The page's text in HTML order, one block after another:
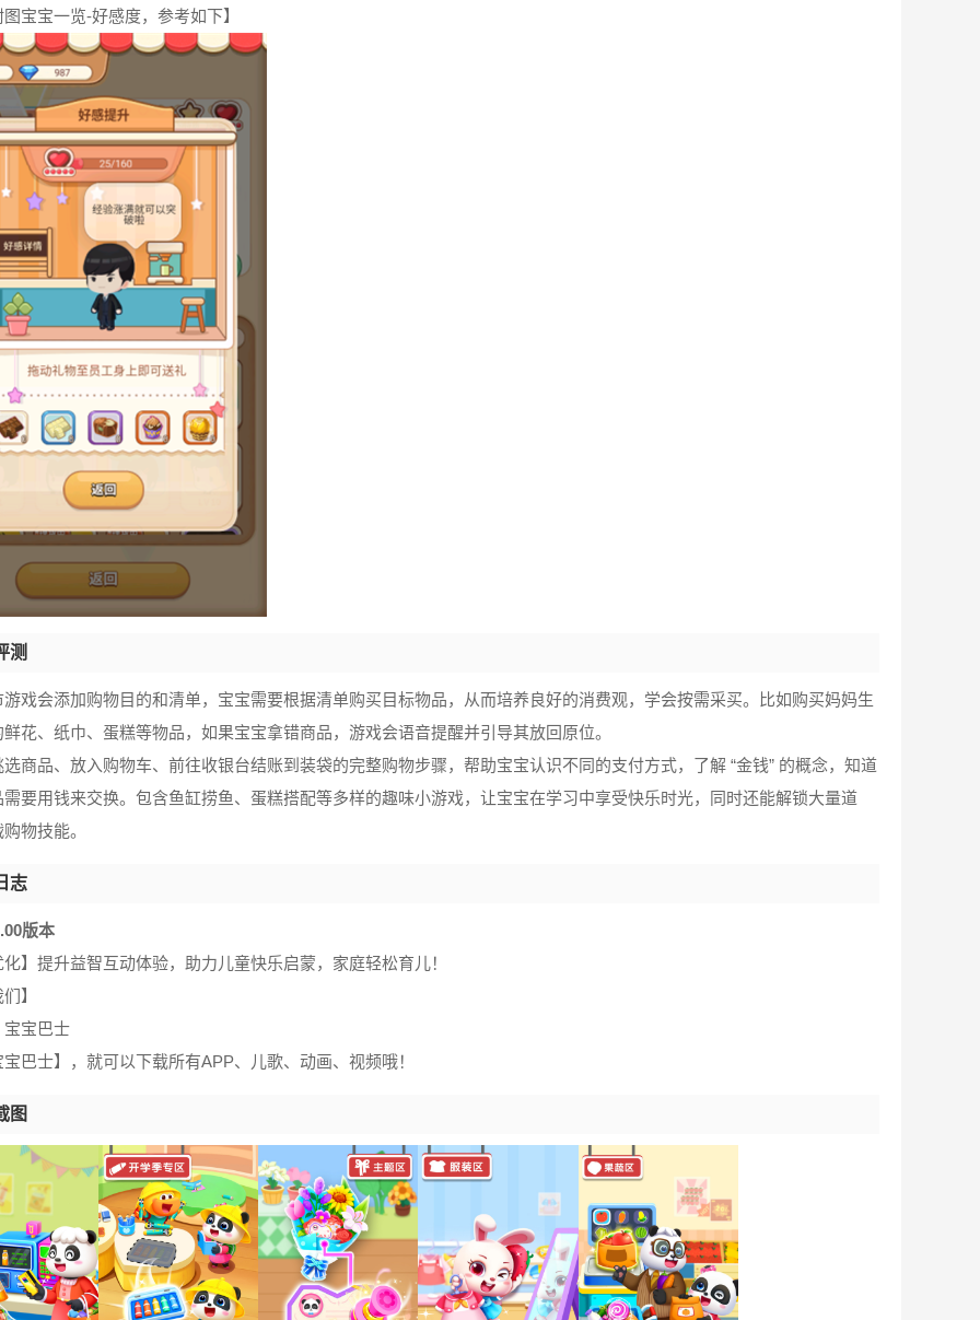
宝宝一览-好感度，参考如下】
测
游戏会添加购物目的和清单，宝宝需要根据清单购买目标物品，从而培养良好的消费观，学会按需采买。比如购买妈妈生
花、纸巾、蛋糕等物品，如果宝宝拿错商品，游戏会语音提醒并引导其放回原位。
商品、放入购物车、前往收银台结账到装袋的完整购物步骤，帮助宝宝认识不同的支付方式，了解 “金钱” 的概念，知道
需要用钱来交换。包含鱼缸捞鱼、蛋糕搭配等多样的趣味小游戏，让宝宝在学习中享受快乐时光，同时还能解锁大量道
物技能。
志
版本
】提升益智互动体验，助力儿童快乐启蒙，家庭轻松育儿！
】
宝宝巴士
巴士】，就可以下载所有APP、儿歌、动画、视频哦！
图